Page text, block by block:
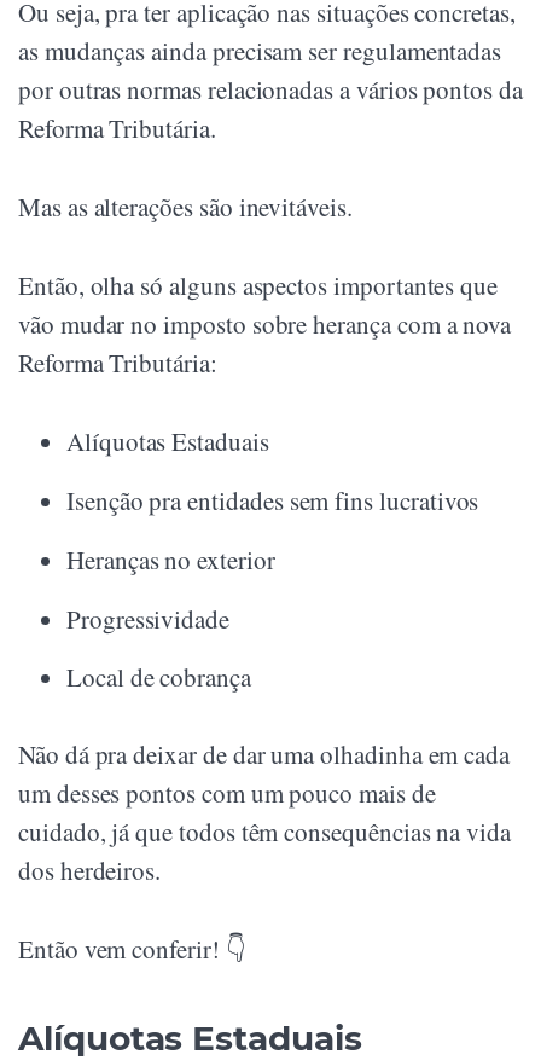
Ou seja, pra ter aplicação nas situações concretas,
as mudanças ainda precisam ser regulamentadas
por outras normas relacionadas a vários pontos da
Reforma Tributária.
Mas as alterações são inevitáveis.
Então, olha só alguns aspectos importantes que
vão mudar no imposto sobre herança com a nova
Reforma Tributária:
Alíquotas Estaduais
Isenção pra entidades sem fins lucrativos
Heranças no exterior
Progressividade
Local de cobrança
Não dá pra deixar de dar uma olhadinha em cada
um desses pontos com um pouco mais de
cuidado, já que todos têm consequências na vida
dos herdeiros.
Então vem conferir! 👇
Alíquotas Estaduais